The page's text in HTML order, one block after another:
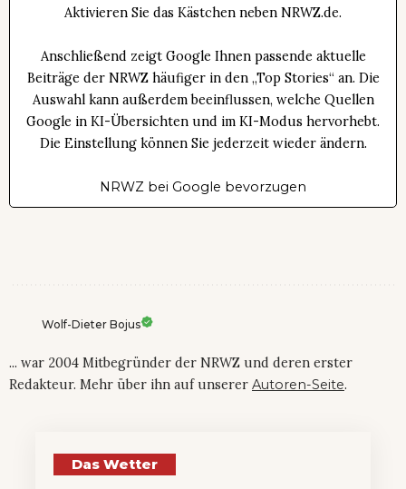
Aktivieren Sie das Kästchen neben NRWZ.de.
Anschließend zeigt Google Ihnen passende aktuelle
Beiträge der NRWZ häufiger in den „Top Stories“ an. Die
Auswahl kann außerdem beeinflussen, welche Quellen
Google in KI-Übersichten und im KI-Modus hervorhebt.
Die Einstellung können Sie jederzeit wieder ändern.
NRWZ bei Google bevorzugen
Wolf-Dieter Bojus
... war 2004 Mitbegründer der NRWZ und deren erster
Redakteur. Mehr über ihn auf unserer Autoren-Seite.
Das Wetter